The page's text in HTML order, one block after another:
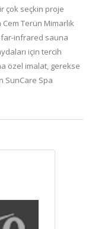
çok seçkin proje
Terün Mimarlık
far-infrared sauna
için tercih
özel imalat, gerekse
SunCare Spa